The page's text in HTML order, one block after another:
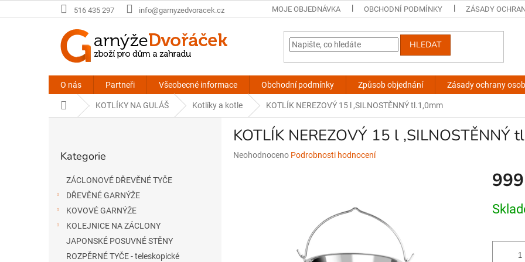
na
516 435 297 info@garnyzedvoracek.cz MOJE OBJEDNÁVKA OBCHODNÍ PODMÍNKY ZÁSADY
HLEDAT
O nás Partneři Všeobecné informace Obchodní podmínky Způsob objednání Zásady ochrany
Domů KOTLÍKY NA GULÁŠ Kotlíky a kotle KOTLÍK NEREZOVÝ 15 l ,SILNOSTĚNNÝ tl.1,0mm
kategorie
Kategorie
ZÁCLONOVÉ DŘEVĚNÉ TYČE
DŘEVĚNÉ GARNÝŽE
KOVOVÉ GARNÝŽE
KOLEJNICE NA ZÁCLONY
JAPONSKÉ POSUVNÉ STĚNY
ROZPĚRNÉ TYČE - teleskopické
KOTLÍK NEREZOVÝ 15 l ,SILNOSTĚNNÝ
Průměrné
Neohodnoceno Podrobnosti hodnocení
cena: